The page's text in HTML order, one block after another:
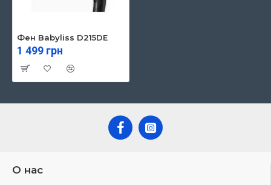
Фен Babyliss D215DE
1 499 грн
О нас